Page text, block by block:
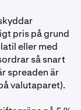
pris på grund
eller med
så snart
spreaden är
valutaparet).